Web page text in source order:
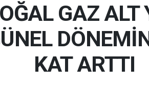
GAZ ALT
KAT ARTTI